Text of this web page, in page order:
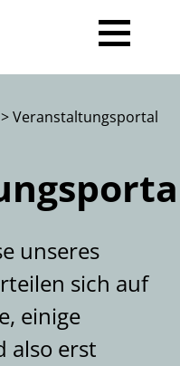
> Veranstaltungsportal
unseres
sich auf
einige
also erst